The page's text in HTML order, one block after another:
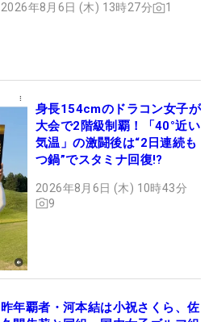
2026年8月6日 (木) 13時27分 1
身長154cmのドラコン女子が
大会で2階級制覇！「40°近い
気温」の激闘後は“2日連続も
つ鍋”でスタミナ回復!?
2026年8月6日 (木) 10時43分
9
昨年覇者・河本結は小祝さくら、佐